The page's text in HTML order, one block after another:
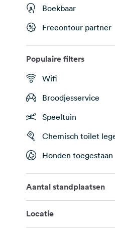
Boekbaar
Freeontour partner
Populaire filters
Wifi
Broodjesservice
Speeltuin
Chemisch toilet
Honden toegestaan
Aantal standplaatsen
Locatie